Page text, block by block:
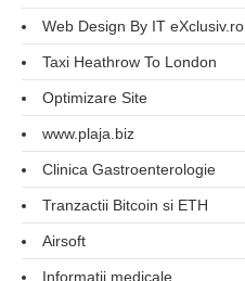
Web Design By IT eXclusiv.ro
Taxi Heathrow To London
Optimizare Site
www.plaja.biz
Clinica Gastroenterologie
Tranzactii Bitcoin si ETH
Airsoft
Informatii medicale